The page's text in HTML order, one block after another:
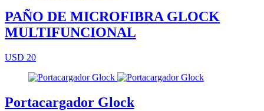
PAÑO DE MICROFIBRA GLOCK
MULTIFUNCIONAL
USD 20
Portacargador Glock